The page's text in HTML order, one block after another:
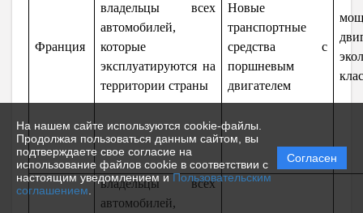
На нашем сайте используются cookie-файлы.
Продолжая пользоваться данным сайтом, вы
подтверждаете свое согласие на
использование файлов cookie в соответствии с
настоящим уведомлением иПользовательским
соглашением
Согласен
Франция
владельцы всех
автомобилей,
которые
эксплуатируются на
территории страны
Новые
транспортные
средства с
поршневым
двигателем
владельцы всех
автомобилей,